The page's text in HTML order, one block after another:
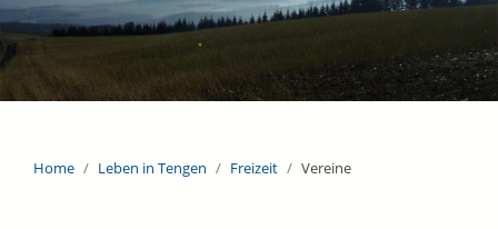
Home Leben in Tengen Freizeit Vereine